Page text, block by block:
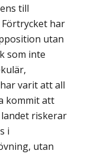
till
har
utan
som inte
varit att all
kommit att
riskerar
i
utan